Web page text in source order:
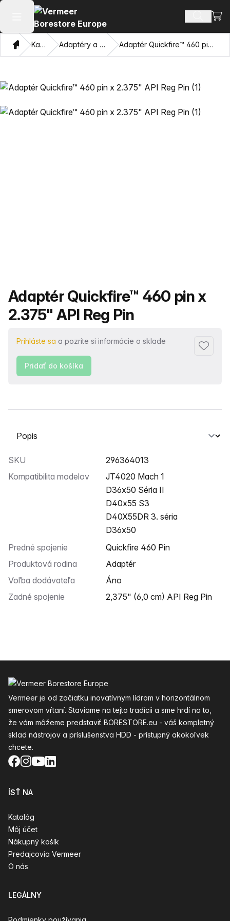
Otvoriť hlavné menu Hľadať
DomovKatalóg Adaptéry a ťahacie oči Adaptér Quickfire™ 460 pin x 2.375" API Reg Pin
Názov produktu
Adaptér Quickfire™ 460 pin x
2.375" API Reg Pin
Prihláste sa a pozrite si informácie o sklade
Pridať
Pridať do košíka
Vyberte kartu
SKU
296364013
Kompatibilita modelov
JT4020 Mach 1
D36x50 Séria II
D40x55 S3
D40X55DR 3. séria
D36x50
Predné spojenie
Quickfire 460 Pin
Produktová rodina
Adaptér
Voľba dodávateľa
Áno
Zadné spojenie
2,375" (6,0 cm) API Reg Pin
Vermeer je od začiatku inovatívnym lídrom v horizontálnom
smerovom vŕtaní. Staviame na tejto tradícii a sme hrdí na to,
že vám môžeme predstaviť BORESTORE.eu - váš kompletný
sklad nástrojov a príslušenstva HDD - prístupný akokoľvek
chcete.
Facebook
Instagram
YouTube
LinkedIn
ÍSŤ NA
Katalóg
Môj účet
Nákupný košík
Predajcovia Vermeer
O nás
LEGÁLNY